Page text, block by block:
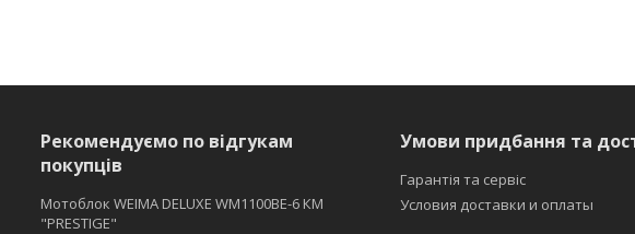
Рекомендуємо по відгукам
покупців
Мотоблок WEIMA DELUXE WM1100BE-6 КМ
"PRESTIGE"
Умови придбання та
Гарантія та сервіс
Условия доставки и оплаты